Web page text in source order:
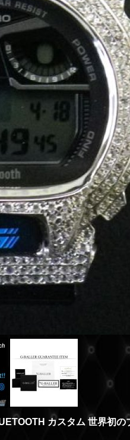
カスタム 世界初の